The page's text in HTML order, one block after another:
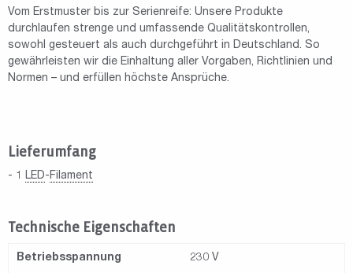
Vom Erstmuster bis zur Serienreife: Unsere Produkte
durchlaufen strenge und umfassende Qualitätskontrollen,
sowohl gesteuert als auch durchgeführt in Deutschland. So
gewährleisten wir die Einhaltung aller Vorgaben, Richtlinien und
Normen – und erfüllen höchste Ansprüche.
Lieferumfang
- 1 LED-Filament
Technische Eigenschaften
Betriebsspannung 230 V